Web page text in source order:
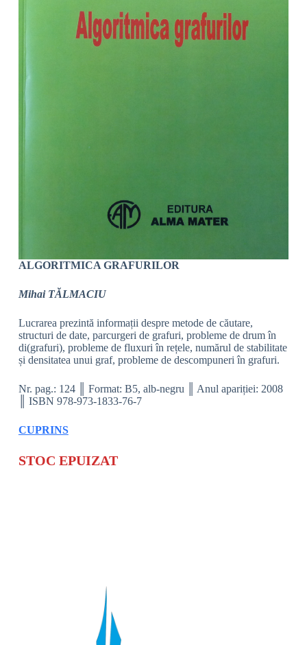
ALGORITMICA GRAFURILOR
Mihai TĂLMACIU
Lucrarea prezintă informații despre metode de căutare,
structuri de date, parcurgeri de grafuri, probleme de drum în
di(grafuri), probleme de fluxuri în rețele, numărul de stabilitate
și densitatea unui graf, probleme de descompuneri în grafuri.
Nr. pag.: 124 ║ Format: B5, alb-negru ║ Anul apariției: 2008
║ ISBN 978-973-1833-76-7
CUPRINS
STOC EPUIZAT